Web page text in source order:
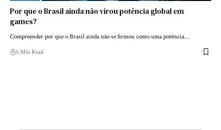
Por que o Brasil ainda não virou potência global em
games?
Compreender por que o Brasil ainda não se firmou como uma potência…
5 Min Read